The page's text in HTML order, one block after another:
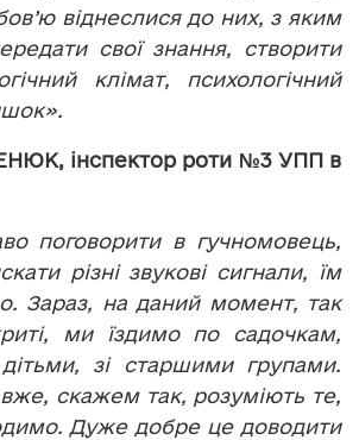
віднеслися до них, з яким
свої знання, створити
клімат, психологічний
інспектор роти №3 УПП в
поговорити в гучномовець,
різні звукові сигнали, їм
Зараз, на даний момент, так
ми їздимо по садочкам,
зі старшими групами.
скажем так, розуміють те,
Дуже добре це доводити